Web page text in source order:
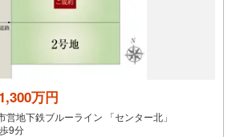
万円
営地下鉄ブルーライン 「センター北」
9分